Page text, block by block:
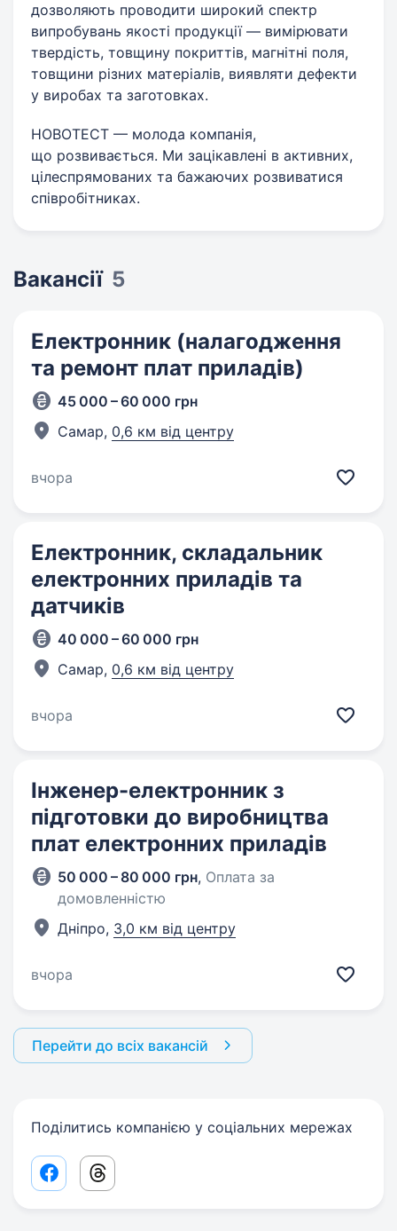
дозволяють проводити широкий спектр
випробувань якості продукції — вимірювати
твердість, товщину покриттів, магнітні поля,
товщини різних матеріалів, виявляти дефекти
у виробах та заготовках.
НОВОТЕСТ — молода компанія,
що розвивається. Ми зацікавлені в активних,
цілеспрямованих та бажаючих розвиватися
співробітниках.
Вакансії 5
Електронник (налагодження
та ремонт плат приладів)
45 000 – 60 000 грн
Самар, 0,6 км від центру
вчора
Електронник, складальник
електронних приладів та
датчиків
40 000 – 60 000 грн
Самар, 0,6 км від центру
вчора
Інженер-електронник з
підготовки до виробництва
плат електронних приладів
50 000 – 80 000 грн, Оплата за
домовленністю
Дніпро, 3,0 км від центру
вчора
Перейти до всіх вакансій
Поділитись компанією у соціальних мережах
Facebook share link
Threads share link